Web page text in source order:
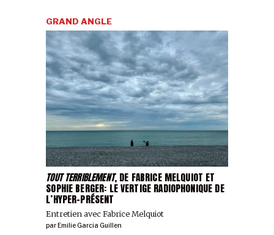
TOUT TERRIBLEMENT, DE FABRICE MELQUIOT ET
SOPHIE BERGER: LE VERTIGE RADIOPHONIQUE DE
L’HYPER-PRÉSENT
Entretien avec Fabrice Melquiot
GRAND ANGLE
parEmilie Garcia Guillen